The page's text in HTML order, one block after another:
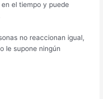
el tiempo y puede
no reaccionan igual,
le supone ningún